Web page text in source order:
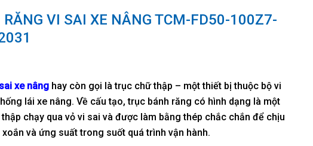
RĂNG VI SAI XE NÂNG TCM-FD50-100Z7-
xe nâng hay còn gọi là trục chữ thập – một thiết bị thuộc bộ vi
lái xe nâng. Về cấu tạo, trục bánh răng có hình dạng là một
chạy qua vỏ vi sai và được làm bằng thép chắc chắn để chịu
và ứng suất trong suốt quá trình vận hành.